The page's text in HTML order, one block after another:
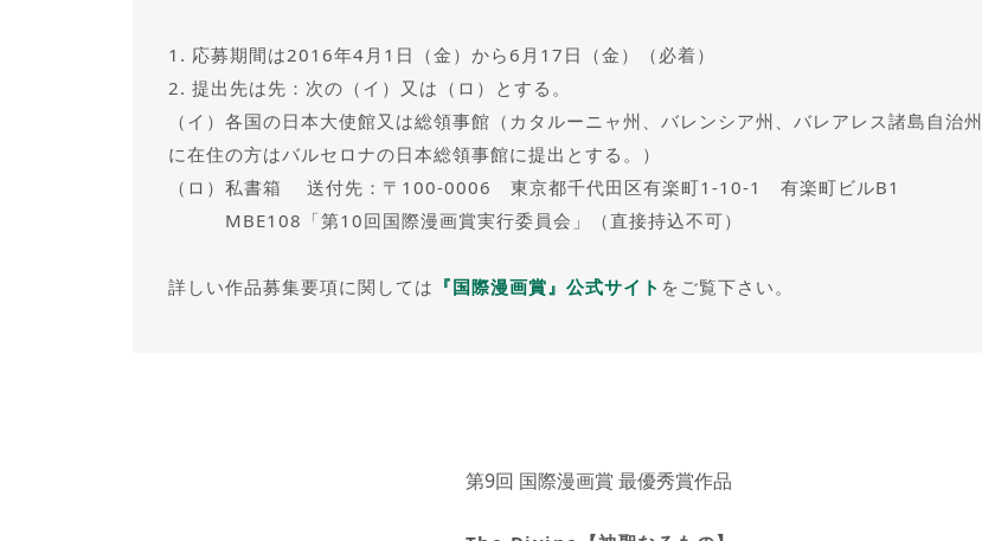
1. 応募期間は2016年4月1日（金）から6月17日（金）（必着）
2. 提出先は先：次の（イ）又は（ロ）とする。
（イ）各国の日本大使館又は総領事館（カタルーニャ州、バレンシア州、バレアレス諸島自治州
に在住の方はバルセロナの日本総領事館に提出とする。）
（ロ）私書箱 送付先：〒100-0006 東京都千代田区有楽町1-10-1 有楽町ビルB1
MBE108「第10回国際漫画賞実行委員会」（直接持込不可）
詳しい作品募集要項に関しては 『国際漫画賞』公式サイト をご覧下さい。
第9回 国際漫画賞 最優秀賞作品